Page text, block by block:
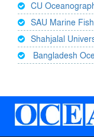
CU
SAU Marine
Shahjalal
Bangladesh